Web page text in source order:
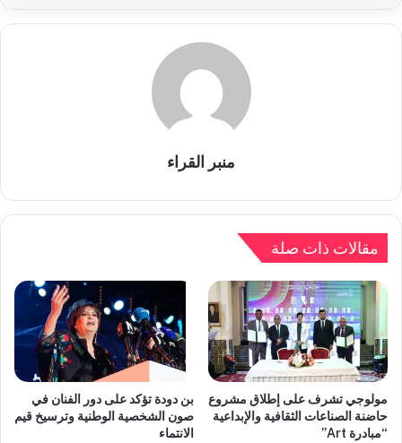
منبر القراء
مقالات ذات صلة
مولوجي تشرف على إطلاق مشروع
حاضنة الصناعات الثقافية والإبداعية
“مبادرة Art”
بن دودة تؤكد على دور الفنان في
صون الشخصية الوطنية وترسيخ قيم
الانتماء